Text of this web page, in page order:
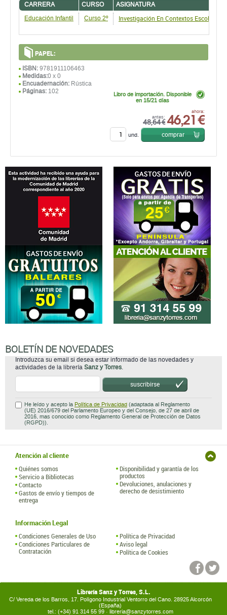
CARRERA CURSO
ASIGNATURA
Educación Infantil
Curso 2º Investigación En Contextos Escolares
PAPEL:
ISBN: 9781911106463
Medidas:0 x 0
Encuadernación: Rústica
Páginas: 102
antes:
48,64 €
ahora:
46,21 €
Libro de importación. Disponible
en 15/21 días
und. comprar
BOLETÍN DE NOVEDADES
Introduzca su email si desea estar informado de las novedades y
actividades de la librería Sanz y Torres
suscribirse
He leído y acepto la Política de Privacidad (adaptada al Reglamento
(UE) 2016/679 del Parlamento Europeo y del Consejo, de 27 de abril de
2016, mas conocido como Reglamento General de Protección de Datos
(RGPD)).
Atención al cliente
Quiénes somos
Servicio a Bibliotecas
Contacto
Gastos de envío y tiempos de
entrega
Disponibilidad y garantía de los
productos
Devoluciones, anulaciones y
derecho de desistimiento
Información Legal
Condiciones Generales de Uso
Condiciones Particulares de
Contratación
Política de Privacidad
Aviso legal
Política de Cookies
Librería Sanz y Torres, S.L.
C/ Vereda de los Barros, 17. Polígono Industrial Ventorro del Cano. 28925 Alcorcón
(España)
tel.: (+34) 91 314 55 99 · libreria@sanzytorres.com